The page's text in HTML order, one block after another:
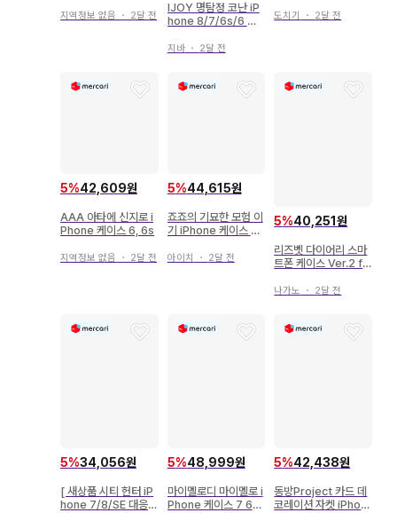
지역정보 없음 ・ 2달 전
IJOY 명탐정 코난 iP
hone 8/7/6s/6 케
지바・ 2달 전
도치기 ・ 2달 전
5%42,609원
AAA 아타에 신지로 i
Phone 케이스 6, 6s
지역정보 없음 ・ 2달 전
5%44,615원
죠죠의 기묘한 모험 이
기 iPhone 케이스 6/
아이치 ・ 2달 전
5%40,251원
리즈벳 다이어리 스마
트폰 케이스 Ver.2 fo
나가노 ・ 2달 전
5%34,056원
[ 새상품 시티 헌터 iP
hone 7/8/SE 대응
5%48,999원
마이멜로디 마이멜로 i
Phone 케이스 7 6s
5%42,438원
동방Project 카드 데
코레이션 자켓 iPhon